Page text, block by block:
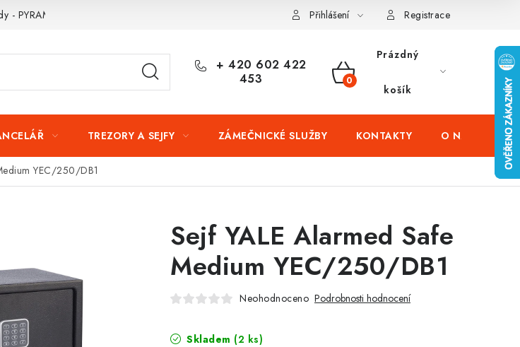
- PYRAMIDA BEZPEČNOSTI Zabezpečení firem (administrativních budov) a
Přihlášení Registrace
+ 420 602 422
453
NÁKUPNÍ
Prázdný
košík
TREZORY A SEJFY ZÁMEČNICKÉ SLUŽBY KONTAKTY O NÁS
YEC/250/DB1
Sejf YALE Alarmed Safe
Medium YEC/250/DB1
Neohodnoceno Podrobnosti hodnocení
Skladem (2 ks)